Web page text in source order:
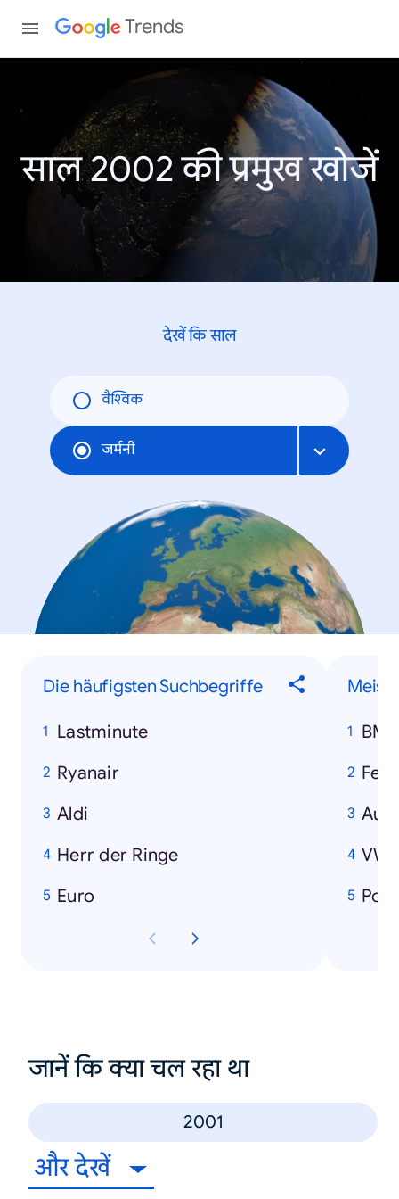
Trends
साल 2002 की प्रमुख खोजें
देखें कि साल
वैश्विक
जर्मनी
Die häufigsten Suchbegriffe
Lastminute
Ryanair
Aldi
Herr der Ringe
Euro
Meist
Audi
VW
जानें कि क्या चल रहा था
2001
और देखें